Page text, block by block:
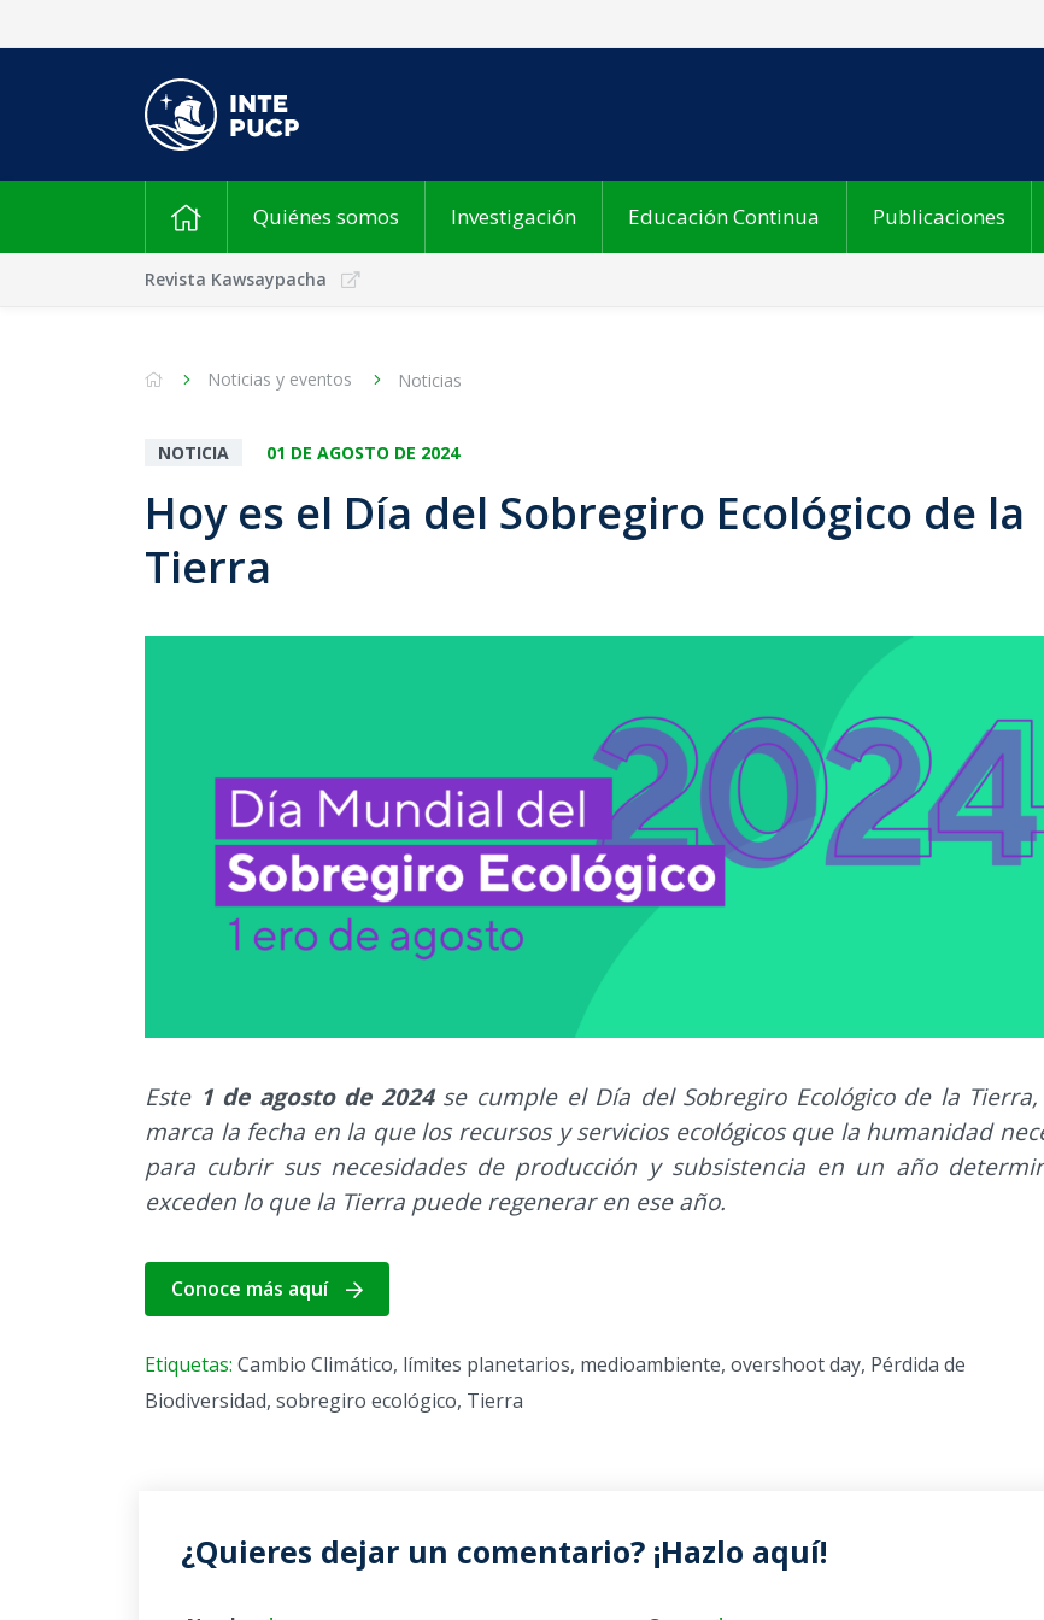
Quiénes somos Investigación Educación Continua Publicaciones
Revista Kawsaypacha
Noticias y eventos Noticias
NOTICIA 01 DE AGOSTO DE 2024
Hoy es el Día del Sobregiro Ecológico de la
Tierra
Este 1 de agosto de 2024se cumple el Día del Sobregiro Ecológico de la
marca la fecha en la que los recursos y servicios ecológicos que la humanidad
para cubrir sus necesidades de producción y subsistencia en un año
exceden lo que la Tierra puede regenerar en ese año.
Conoce más aquí
Etiquetas: Cambio Climático, límites planetarios, medioambiente, overshoot day, Pérdida de
Biodiversidad, sobregiro ecológico, Tierra
¿Quieres dejar un comentario? ¡Hazlo aquí!